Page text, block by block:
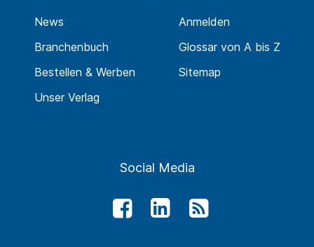
News
Branchenbuch
Bestellen & Werben
Unser Verlag
Anmelden
Glossar von A bis Z
Sitemap
Social Media